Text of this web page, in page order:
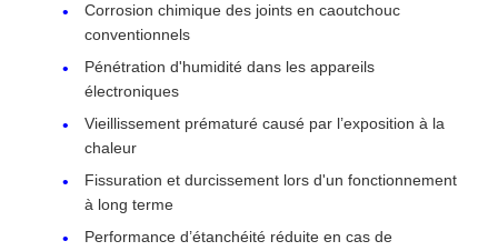
Corrosion chimique des joints en caoutchouc
conventionnels
Pénétration d'humidité dans les appareils
électroniques
Vieillissement prématuré causé par l’exposition à la
chaleur
Fissuration et durcissement lors d'un fonctionnement
à long terme
Performance d’étanchéité réduite en cas de